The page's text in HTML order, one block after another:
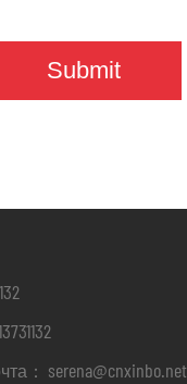
： serena@cnxinbo.net